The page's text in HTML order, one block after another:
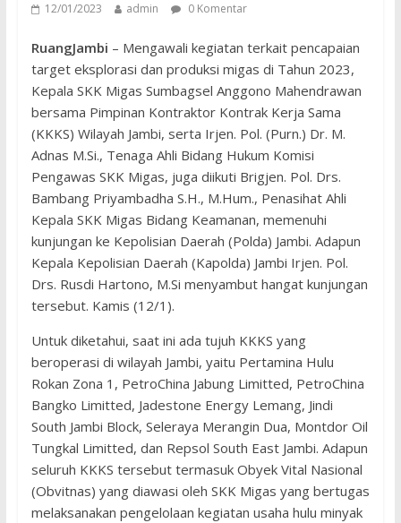
12/01/2023 admin 0 Komentar
RuangJambi – Mengawali kegiatan terkait pencapaian
target eksplorasi dan produksi migas di Tahun 2023,
Kepala SKK Migas Sumbagsel Anggono Mahendrawan
bersama Pimpinan Kontraktor Kontrak Kerja Sama
(KKKS) Wilayah Jambi, serta Irjen. Pol. (Purn.) Dr. M.
Adnas M.Si., Tenaga Ahli Bidang Hukum Komisi
Pengawas SKK Migas, juga diikuti Brigjen. Pol. Drs.
Bambang Priyambadha S.H., M.Hum., Penasihat Ahli
Kepala SKK Migas Bidang Keamanan, memenuhi
kunjungan ke Kepolisian Daerah (Polda) Jambi. Adapun
Kepala Kepolisian Daerah (Kapolda) Jambi Irjen. Pol.
Drs. Rusdi Hartono, M.Si menyambut hangat kunjungan
tersebut. Kamis (12/1).
Untuk diketahui, saat ini ada tujuh KKKS yang
beroperasi di wilayah Jambi, yaitu Pertamina Hulu
Rokan Zona 1, PetroChina Jabung Limitted, PetroChina
Bangko Limitted, Jadestone Energy Lemang, Jindi
South Jambi Block, Seleraya Merangin Dua, Montdor Oil
Tungkal Limitted, dan Repsol South East Jambi. Adapun
seluruh KKKS tersebut termasuk Obyek Vital Nasional
(Obvitnas) yang diawasi oleh SKK Migas yang bertugas
melaksanakan pengelolaan kegiatan usaha hulu minyak